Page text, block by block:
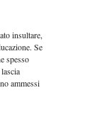
insultare,
Se
spesso
ammessi